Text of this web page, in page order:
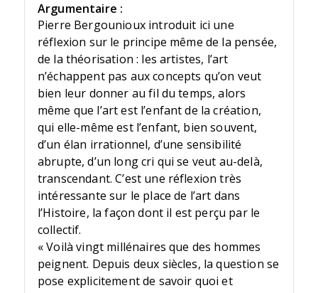
Argumentaire :
Pierre Bergounioux introduit ici une
réflexion sur le principe même de la pensée,
de la théorisation : les artistes, l’art
n’échappent pas aux concepts qu’on veut
bien leur donner au fil du temps, alors
même que l’art est l’enfant de la création,
qui elle-même est l’enfant, bien souvent,
d’un élan irrationnel, d’une sensibilité
abrupte, d’un long cri qui se veut au-delà,
transcendant. C’est une réflexion très
intéressante sur le place de l’art dans
l’Histoire, la façon dont il est perçu par le
collectif.
« Voilà vingt millénaires que des hommes
peignent. Depuis deux siècles, la question se
pose explicitement de savoir quoi et